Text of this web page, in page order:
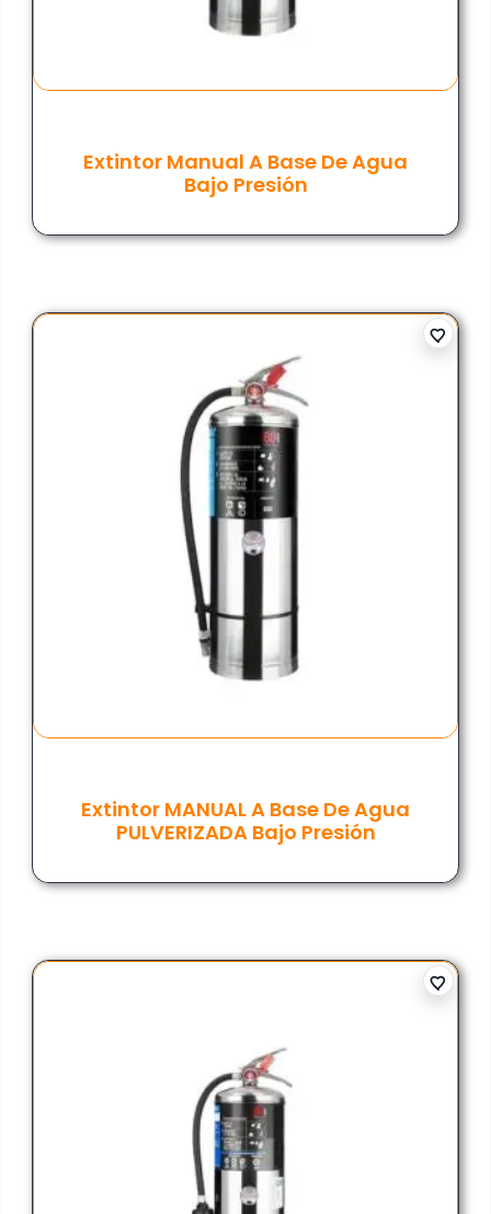
Extintor Manual A Base De Agua
Bajo Presión
Extintor MANUAL A Base De Agua
PULVERIZADA Bajo Presión